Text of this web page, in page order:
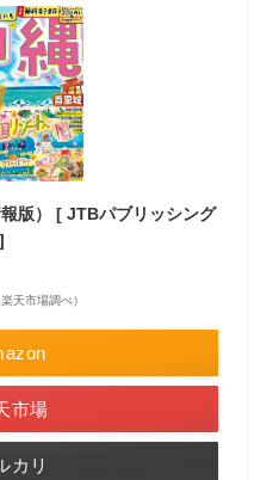
版） [ JTBパブリッシング
天市場調べ）
市場
カリ